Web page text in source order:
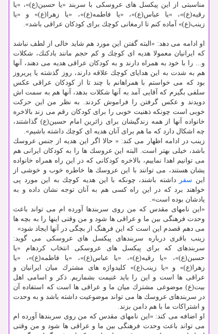
مناسبتی از این پیكسل های عروسكی با سربند «یا حسین(ع)»، «یا
رقیه(ع)»، «یا عباس(ع)»، «یا فاطمه(ع)»، «یا زهرا(ع)» و «یا
زینب(ع)» آماده كنم تا ارمغانی كوچك برای كودكان عراقی باشد».
او ادامه می دهد: «البته گفتن این مورد هم شاید خالی از لطف نباشد
كه ایرانیان معمولا هدیه ای كوچك و كم حجم مانند بادكنك، شكلات
و... را با خود به همراه دارند و به كودكان عراقی هدیه می دهند، آنها
هم به شدت به این هدایای كوچك علاقه دارند، روز گذشته یا پریروز
بود كه می خواستم با همراهانم با چند تا از كودكان عراقی عكس
سلفی بگیرم كه آقایی آمد به آنها شكلات بدهد، آنها هم به سمت اش
دویدند و عكس گرفتن را فراموش كردند. به نظر من این حركت
خوبی است چونكه ذهنیت خوبی را برای كودكان رقم می زند بالاخره
خانواده آنها از همه زندگیشان برای زائرین امام حسین(ع) گذاشتند،
چه اشكال دارد كه ما هم برای آنان هدیه ای كوچك داشته باشیم».
زینب در ادامه اظهار می كند: « حالا اگر این هدیه از جنس عروسك
باشد، خیلی بهتر است. البته این عروسك ها را به كودكان ایرانی هم
می توانیم اهدا نماییم، بالاخره كودكانی كه در این راه همراه خانواده
یشان هستند، می توانند با این عروسك ها خاطره خوب و خوشی از
این سفر
داشته باشند، چونكه با این هدیه كوچك به این مورد پی
خواهند برد كه در این راه كسی هم به آنان توجه نشان داده و به
یادشان بوده است».
«این نامهای مقدس كه من روی سربندها آورده ام می تواند باعث
وحدت فرهنگی بین ما و عراقی ها شود و من وقتی اینها را به بچه ها
می دهم قصدم این است كه این فرهنگ از بچگی در آنها ایجاد شود»
زینب باقری درباره سربندهای پیكسل های عروسكی می گوید:
سربندهای كه برای پیكسل های عروسكی انتخاب كرده‎ام «یا
حسین(ع)»، «یا رقیه(ع)»، «یا عباس(ع)»، «یا فاطمه(ع)»، «یا
زهرا(ع)» و «یا زینب(ع)» كلیدواژه های مشترك میان ایرانیان و
عراقی ها است و این را باید غنیمت بشماریم. ذكر و اسامی اهل
بیت(ع) موضوعی مشترك میان ما و عراقی ها است كه استفاده آن
در سربندهای عروسك ها می تواند موضوعیت داشته باشد و به وحدت
و اشتراكات ما با هم دامن بزند.
او اضافه می كند: «این نامهای مقدس كه من روی سربندها آورده ام
می تواند باعث وحدت فرهنگی بین ما و عراقی ها شود و من وقتی